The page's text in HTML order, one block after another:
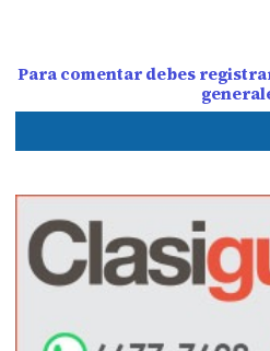
Para comentar debes